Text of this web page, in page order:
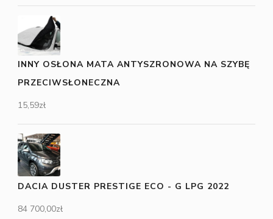
INNY OSŁONA MATA ANTYSZRONOWA NA SZYBĘ
PRZECIWSŁONECZNA
15,59zł
DACIA DUSTER PRESTIGE ECO - G LPG 2022
84 700,00zł